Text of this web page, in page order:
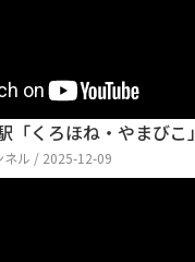
「くろほね・やまびこ」
ネル / 2025-12-09